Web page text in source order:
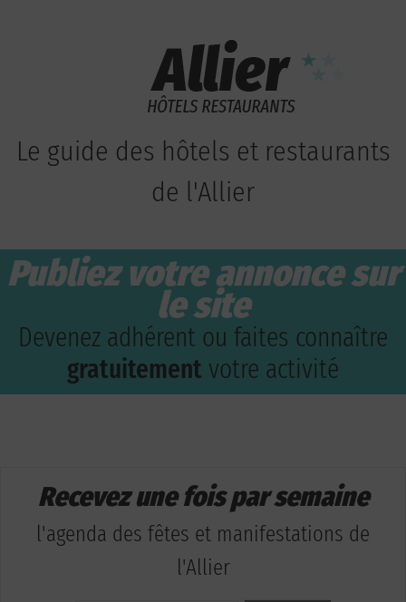
Le guide des hôtels et restaurants
de l'Allier
Publiez votre annonce sur
le site
Devenez adhérent ou faites connaître
gratuitement votre activité
Recevez une fois par semaine
l'agenda des fêtes et manifestations de
l'Allier